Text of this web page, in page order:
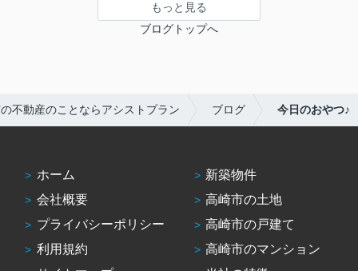
もっと見る
ブログトップへ
不動産のことならアシストプラン ブログ 今日のおやつ♪
ホーム
会社概要
プライバシーポリシー
利用規約
新築物件
高崎市の土地
高崎市の戸建て
高崎市のマンション